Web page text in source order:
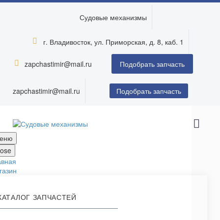
Судовые механизмы

 г. Владивосток, ул. Приморская, д. 8, каб. 1

 zapchastimir@mail.ru Подобрать запчасть
zapchastimir@mail.ru Подобрать запчасть
ЗАПЧАСТЕЙ